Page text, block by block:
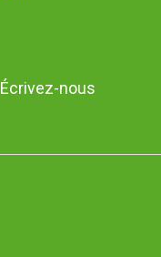
Écrivez-nous